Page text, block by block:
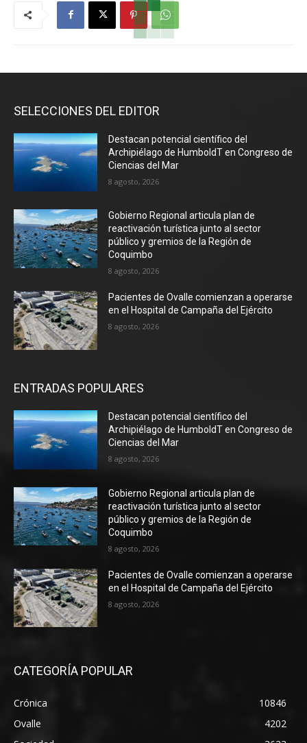
SELECCIONES DEL EDITOR
Destacan potencial científico del
Archipiélago de HumboldT en Congreso de
Ciencias del Mar
8 agosto, 2026
Gobierno Regional articula plan de
reactivación turística junto al sector
público y gremios de la Región de
Coquimbo
8 agosto, 2026
Pacientes de Ovalle comienzan a operarse
en el Hospital de Campaña del Ejército
8 agosto, 2026
ENTRADAS POPULARES
Destacan potencial científico del
Archipiélago de HumboldT en Congreso de
Ciencias del Mar
8 agosto, 2026
Gobierno Regional articula plan de
reactivación turística junto al sector
público y gremios de la Región de
Coquimbo
8 agosto, 2026
Pacientes de Ovalle comienzan a operarse
en el Hospital de Campaña del Ejército
8 agosto, 2026
CATEGORÍA POPULAR
Crónica
10846
Ovalle
4202